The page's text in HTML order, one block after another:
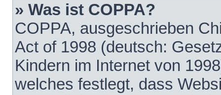
» Was ist COPPA?
COPPA, ausgeschrieben
Act of 1998 (deutsch:
Kindern im Internet von
welches festlegt, dass